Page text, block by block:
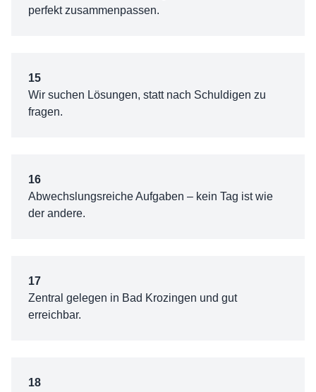
perfekt zusammenpassen.
15
Wir suchen Lösungen, statt nach Schuldigen zu
fragen.
16
Abwechslungsreiche Aufgaben – kein Tag ist wie
der andere.
17
Zentral gelegen in Bad Krozingen und gut
erreichbar.
18